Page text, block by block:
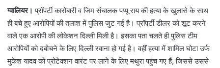
ग्वालियर। प्रॉपर्टी कारोबारी व जिम संचालक पप्पू राय की हत्या के खुलासे के साथ
ही बचे हुए आरोपियों की तलाश में पुलिस जुट गई है। प्रॉपर्टी डीलर को शूट करने
वाले एक आरोपी की लोकेशन दिल्ली मिली है। इसका पता चलते ही पुलिस टीम
आरोपियों को दबोचने के लिए दिल्ली रवाना हो गई है। वहीं हत्या में शामिल घोटा उर्फ
मुकेश यादव को प्रोटेक्शन वारंट पर लाने के लिए मथुरा पहुंच गए हैं, जिससे उससे